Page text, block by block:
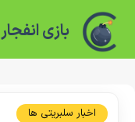
بازی انفجار
اخبار سلبریتی ها